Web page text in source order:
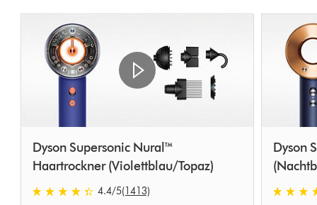
Dyson Supersonic Nural™
Haartrockner (Violettblau/Topaz)
4.4
4.4/5(1413)
Dyson
4.6